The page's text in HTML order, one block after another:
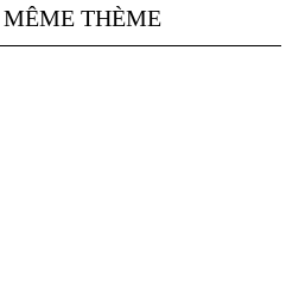
MÊME THÈME